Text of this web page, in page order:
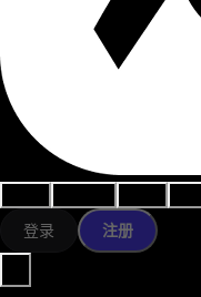
登录 注册